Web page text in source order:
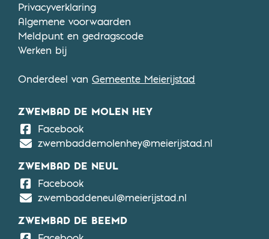
Privacyverklaring
Algemene voorwaarden
Meldpunt en gedragscode
Werken bij
Onderdeel van Gemeente Meierijstad
ZWEMBAD DE MOLEN HEY
FacebookDe Molen Hey
zwembaddemolenhey@meierijstad.nl
ZWEMBAD DE NEUL
FacebookDe Neul
zwembaddeneul@meierijstad.nl
ZWEMBAD DE BEEMD